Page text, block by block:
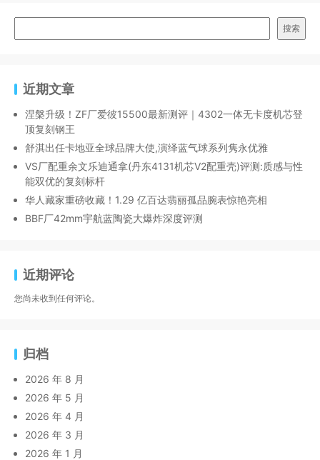
搜索
近期文章
涅槃升级！ZF厂爱彼15500最新测评｜4302一体无卡度机芯登
顶复刻钢王
舒淇出任卡地亚全球品牌大使,演绎蓝气球系列隽永优雅
VS厂配重余文乐迪通拿(丹东4131机芯V2配重壳)评测:质感与性
能双优的复刻标杆
华人藏家重磅收藏！1.29 亿百达翡丽孤品腕表惊艳亮相
BBF厂42mm宇航蓝陶瓷大爆炸深度评测
近期评论
您尚未收到任何评论。
归档
2026 年 8 月
2026 年 5 月
2026 年 4 月
2026 年 3 月
2026 年 1 月